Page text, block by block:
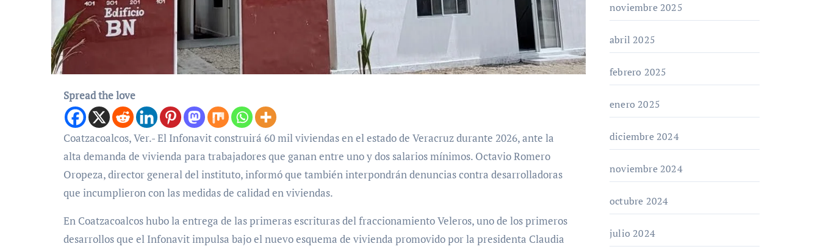
Spread the love
Coatzacoalcos, Ver.- El Infonavit construirá 60 mil viviendas en el estado de Veracruz durante 2026, ante la
alta demanda de vivienda para trabajadores que ganan entre uno y dos salarios mínimos. Octavio Romero
Oropeza, director general del instituto, informó que también interpondrán denuncias contra desarrolladoras
que incumplieron con las medidas de calidad en viviendas.
En Coatzacoalcos hubo la entrega de las primeras escrituras del fraccionamiento Veleros, uno de los primeros
desarrollos que el Infonavit impulsa bajo el nuevo esquema de vivienda promovido por la presidenta Claudia
noviembre 2025
abril 2025
febrero 2025
enero 2025
diciembre 2024
noviembre 2024
octubre 2024
julio 2024